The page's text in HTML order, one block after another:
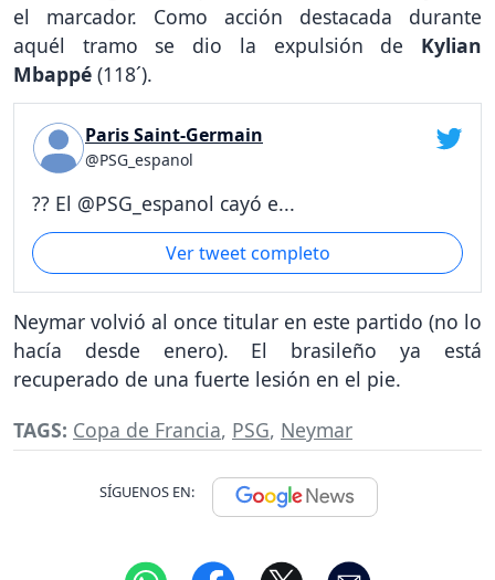
el marcador. Como acción destacada durante
aquél tramo se dio la expulsión de Kylian
Mbappé (118´).
Paris Saint-Germain
@PSG_espanol
?? El @PSG_espanol cayó e...
Ver tweet completo
Neymar volvió al once titular en este partido (no lo
hacía desde enero). El brasileño ya está
recuperado de una fuerte lesión en el pie.
TAGS: Copa de Francia, PSG, Neymar
SÍGUENOS EN: